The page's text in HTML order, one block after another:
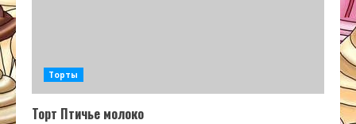
Торты
Торт Птичье молоко